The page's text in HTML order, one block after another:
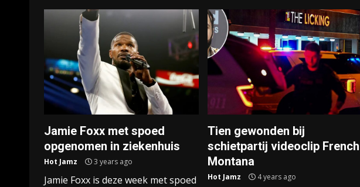
Jamie Foxx met spoed
opgenomen in ziekenhuis
Hot Jamz 3 years ago
Jamie Foxx is deze week met spoed
Tien gewonden bij
schietpartij videoclip French
Montana
Hot Jamz 4 years ago